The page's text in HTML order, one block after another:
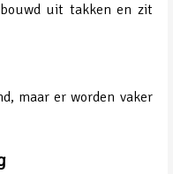
uit takken en zit
maar er worden vaker